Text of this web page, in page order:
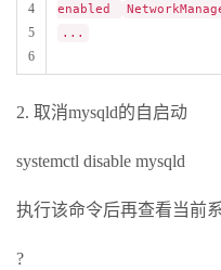
4
5
6
enabled
...
2. 取消mysqld的自启动
systemctl disable mysqld
执行该命令后再查看当前
?